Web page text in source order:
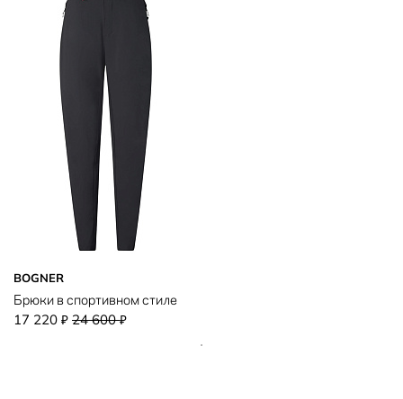
BOGNER
Брюки в спортивном стиле
17 220 ₽ 24 600₽